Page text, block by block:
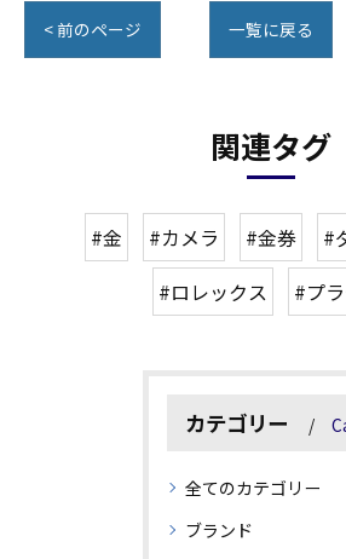
< 前のページ 一覧に戻る
関連タグ
#金 #カメラ #金券
#
#ロレックス
#プ
カテゴリー
全てのカテゴリー
ブランド